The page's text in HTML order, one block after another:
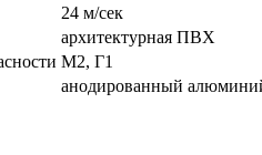
24 м/сек
архитектурная ПВХ
М2, Г1
анодированный